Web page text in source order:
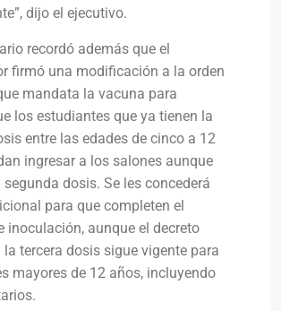
dijo el ejecutivo.
recordó además que el
firmó una modificación a la orden
mandata la vacuna para
los estudiantes que ya tienen la
entre las edades de cinco a 12
ingresar a los salones aunque
dosis. Se les concederá
para que completen el
inoculación, aunque el decreto
la tercera dosis sigue vigente para
mayores de 12 años, incluyendo